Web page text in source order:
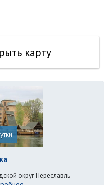
карту
округ Переславль-